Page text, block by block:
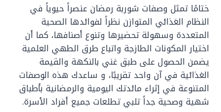
ختامًا تمثل وصفات شوربة رمضان عنصراً حيوياً في
النظام الغذائي المتوازن نظراً لفوائدها الصحية
المتعددة وسهولة تحضيرها وتنوع أصنافها، كما أن
اختيار المكونات الطازجة واتباع طرق الطهي العلمية
يضمن الحصول على طبق غني بالنكهة والقيمة
الغذائية في آن واحد تقريبًا، و ساعدك هذه الوصفات
المتنوعة في إثراء مائدتك اليومية والرمضانية بأطباق
شهية وصحية جداً تلبي تطلعات جميع أفراد الأسرة.